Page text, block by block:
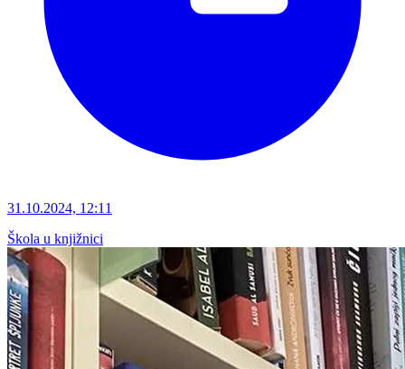
31.10.2024, 12:11
Škola u knjižnici